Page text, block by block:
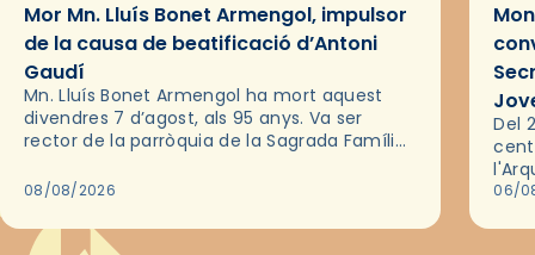
Mor Mn. Lluís Bonet Armengol, impulsor
de la causa de beatificació d’Antoni
Gaudí
Mn. Lluís Bonet Armengol ha mort aquest
divendres 7 d’agost, als 95 anys. Va ser
rector de la parròquia de la Sagrada Família
2018,…
08/08/2026
Del
les
06/